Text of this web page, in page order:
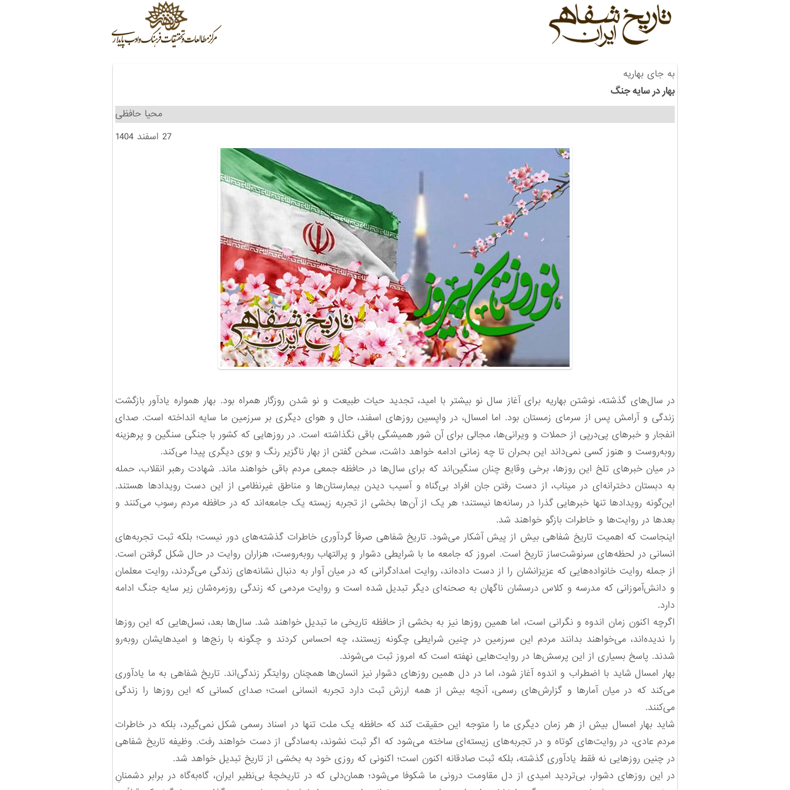
به جای بهاریه
بهار در سایه جنگ
محیا حافظی
27 اسفند 1404
در سال‌های گذشته، نوشتن بهاریه برای آغاز سال نو بیشتر با امید، تجدید حیات طبیعت و نو شدن روزگار همراه بود. بهار همواره یادآور بازگشت
زندگی و آرامش پس از سرمای زمستان بود. اما امسال، در واپسین روزهای اسفند، حال و هوای دیگری بر سرزمین ما سایه انداخته است. صدای
انفجار و خبرهای پی‌درپی از حملات و ویرانی‌ها، مجالی برای آن شور همیشگی باقی نگذاشته است. در روزهایی که کشور با جنگی سنگین و پرهزینه
روبه‌روست و هنوز کسی نمی‌داند این بحران تا چه زمانی ادامه خواهد داشت، سخن گفتن از بهار ناگزیر رنگ و بوی دیگری پیدا می‌کند.
در میان خبرهای تلخ این روزها، برخی وقایع چنان سنگین‌اند که برای سال‌ها در حافظه جمعی مردم باقی خواهند ماند. شهادت رهبر انقلاب، حمله
به دبستان دخترانه‌ای در میناب، از دست رفتن جان افراد بی‌گناه و آسیب دیدن بیمارستان‌ها و مناطق غیرنظامی از این دست رویدادها هستند.
این‌گونه رویدادها تنها خبرهایی گذرا در رسانه‌ها نیستند؛ هر یک از آن‌ها بخشی از تجربه زیسته یک جامعه‌اند که در حافظه مردم رسوب می‌کنند و
بعدها در روایت‌ها و خاطرات بازگو خواهند شد.
اینجاست که اهمیت تاریخ شفاهی بیش از پیش آشکار می‌شود. تاریخ شفاهی صرفاً گردآوری خاطرات گذشته‌های دور نیست؛ بلکه ثبت تجربه‌های
انسانی در لحظه‌های سرنوشت‌ساز تاریخ است. امروز که جامعه ما با شرایطی دشوار و پرالتهاب روبه‌روست، هزاران روایت در حال شکل گرفتن است.
از جمله روایت خانواده‌هایی که عزیزانشان را از دست داده‌اند، روایت امدادگرانی که در میان آوار به دنبال نشانه‌های زندگی می‌گردند، روایت معلمان
و دانش‌آموزانی که مدرسه و کلاس درسشان ناگهان به صحنه‌ای دیگر تبدیل شده است و روایت مردمی که زندگی روزمره‌شان زیر سایه جنگ ادامه
دارد.
اگرچه اکنون زمان اندوه و نگرانی است، اما همین روزها نیز به بخشی از حافظه تاریخی ما تبدیل خواهند شد. سال‌ها بعد، نسل‌هایی که این روزها
را ندیده‌اند، می‌خواهند بدانند مردم این سرزمین در چنین شرایطی چگونه زیستند، چه احساس کردند و چگونه با رنج‌ها و امیدهایشان روبه‌رو
شدند. پاسخ بسیاری از این پرسش‌ها در روایت‌هایی نهفته است که امروز ثبت می‌شوند.
بهار امسال شاید با اضطراب و اندوه آغاز شود، اما در دل همین روزهای دشوار نیز انسان‌ها همچنان روایتگر زندگی‌اند. تاریخ شفاهی به ما یادآوری
می‌کند که در میان آمارها و گزارش‌های رسمی، آنچه بیش از همه ارزش ثبت دارد تجربه انسانی است؛ صدای کسانی که این روزها را زندگی
می‌کنند.
شاید بهار امسال بیش از هر زمان دیگری ما را متوجه این حقیقت کند که حافظه یک ملت تنها در اسناد رسمی شکل نمی‌گیرد، بلکه در خاطرات
مردم عادی، در روایت‌های کوتاه و در تجربه‌های زیسته‌ای ساخته می‌شود که اگر ثبت نشوند، به‌سادگی از دست خواهند رفت. وظیفه تاریخ شفاهی
در چنین روزهایی نه فقط یادآوری گذشته، بلکه ثبت صادقانه اکنون است؛ اکنونی که روزی خود به بخشی از تاریخ تبدیل خواهد شد.
در این روزهای دشوار، بی‌تردید امیدی از دل مقاومت درونی ما شکوفا می‌شود؛ همان‌دلی که در تاریخچۀ بی‌نظیر ایران، گاه‌به‌گاه در برابر دشمنانِ